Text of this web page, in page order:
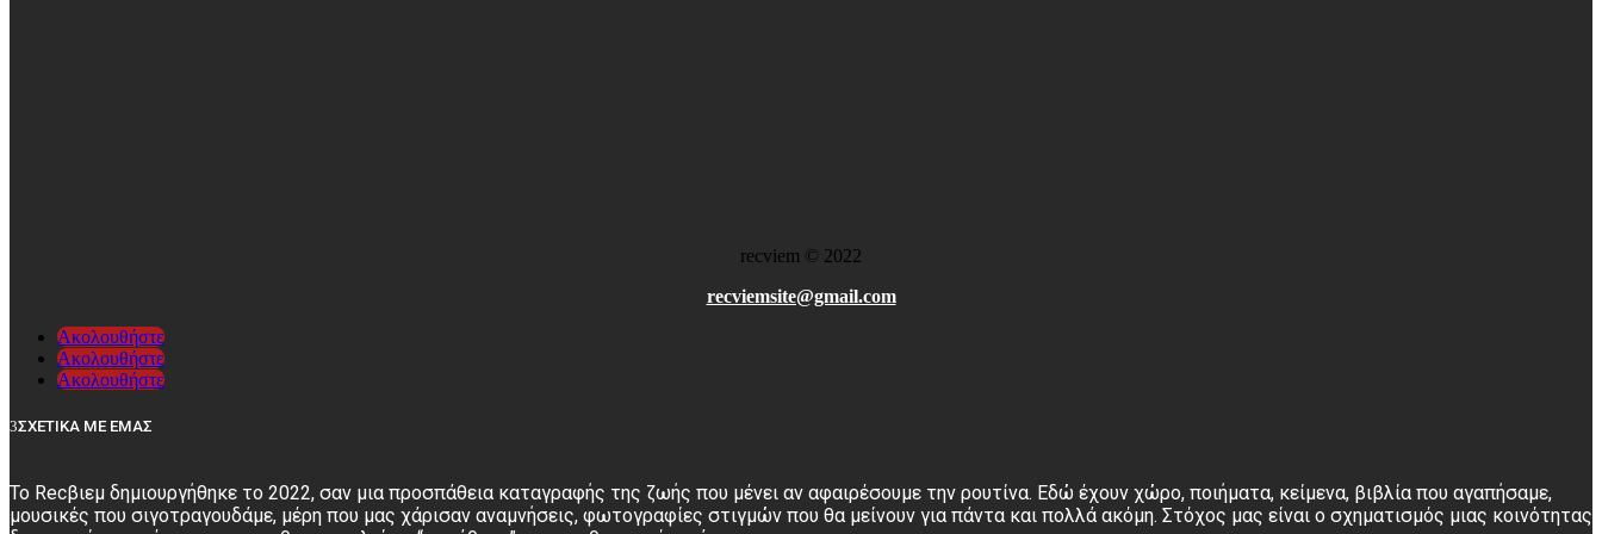
recviem © 2022
recviemsite@gmail.com
Ακολουθήστε
Ακολουθήστε
Ακολουθήστε
ΣΧΕΤΙΚΑ ΜΕ ΕΜΑΣ
Το Recβιεμ δημιουργήθηκε το 2022, σαν μια προσπάθεια καταγραφής της ζωής που μένει αν αφαιρέσουμε την ρουτίνα. Εδώ έχουν χώρο, ποιήματα, κείμενα, βιβλία που αγαπήσαμε,
μουσικές που σιγοτραγουδάμε, μέρη που μας χάρισαν αναμνήσεις, φωτογραφίες στιγμών που θα μείνουν για πάντα και πολλά ακόμη. Στόχος μας είναι ο σχηματισμός μιας κοινότητας